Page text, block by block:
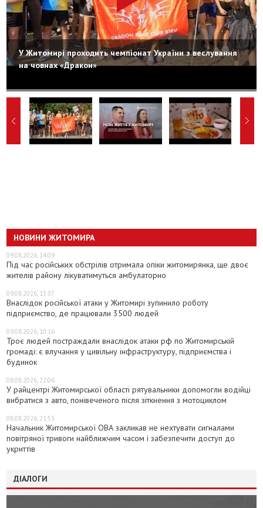
У Житомирі проходить чемпіонат України з веслування
на човнах «Дракон»
НОВИНИ ЖИТОМИРА
09.08.2026, 14:09
Під час російських обстрілів отримала опіки житомирянка, ще двоє
жителів району лікуватимуться амбулаторно
09.08.2026, 13:37
Внаслідок російської атаки у Житомирі зупинило роботу
підприємство, де працювали 3500 людей
09.08.2026, 10:16
Троє людей постраждали внаслідок атаки рф по Житомирській
громаді: є влучання у цивільну інфраструктуру, підприємства і
будинок
08.08.2026, 22:06
У райцентрі Житомирської області рятувальники допомогли водійці
вибратися з авто, понівеченого після зіткнення з мотоциклом
08.08.2026, 21:53
Начальник Житомирської ОВА закликав не нехтувати сигналами
повітряної тривоги найближчим часом і забезпечити доступ до
укриттів
ДІАЛОГИ